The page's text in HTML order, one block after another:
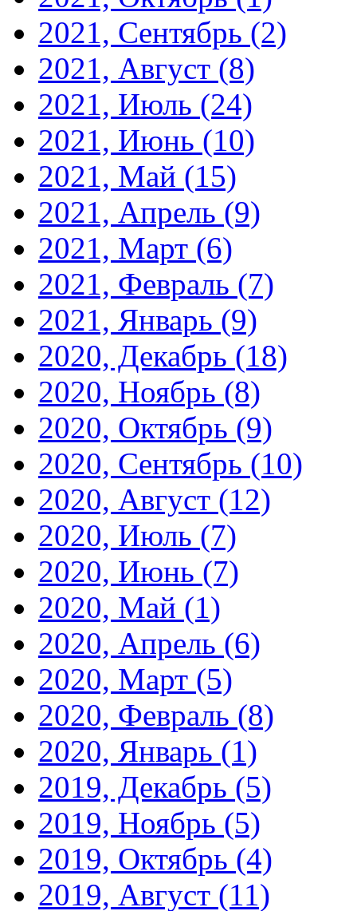
2021, Сентябрь (2)
2021, Август (8)
2021, Июль (24)
2021, Июнь (10)
2021, Май (15)
2021, Апрель (9)
2021, Март (6)
2021, Февраль (7)
2021, Январь (9)
2020, Декабрь (18)
2020, Ноябрь (8)
2020, Октябрь (9)
2020, Сентябрь (10)
2020, Август (12)
2020, Июль (7)
2020, Июнь (7)
2020, Май (1)
2020, Апрель (6)
2020, Март (5)
2020, Февраль (8)
2020, Январь (1)
2019, Декабрь (5)
2019, Ноябрь (5)
2019, Октябрь (4)
2019, Август (11)